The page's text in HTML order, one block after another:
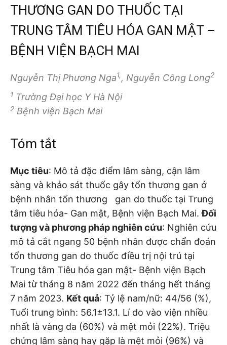
THƯƠNG GAN DO THUỐC TẠI
TRUNG TÂM TIÊU HÓA GAN MẬT –
BỆNH VIỆN BẠCH MAI
Nguyễn Thị Phương Nga1,, Nguyễn Công Long2
1 Trường Đại học Y Hà Nội
2 Bệnh viện Bạch Mai
Tóm tắt
Mục tiêu: Mô tả đặc điểm lâm sàng, cận lâm
sàng và khảo sát thuốc gây tổn thương gan ở
bệnh nhân tổn thương gan do thuốc tại Trung
tâm tiêu hóa- Gan mật, Bệnh viện Bạch Mai.Đối
tượng và phương pháp nghiên cứu: Nghiên cứu
mô tả cắt ngang 50 bệnh nhân được chẩn đoán
tổn thương gan do thuốc điều trị nội trú tại
Trung tâm Tiêu hóa gan mật- Bệnh viện Bạch
Mai từ tháng 8 năm 2022 đến tháng hết tháng
7 năm 2023. Kết quả: Tỷ lệ nam/nữ: 44/56 (%),
Tuổi trung bình: 56.1±13.1. Lí do vào viện nhiều
nhất là vàng da (60%) và mệt mỏi (22%). Triệu
chứng lâm sàng hay gặp là mệt mỏi (96%) và